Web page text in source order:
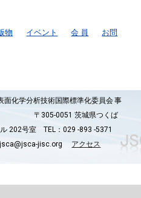
物 イベント 会 員
お問
面化学分析技術国際標準化委員会 事
〒305-0051 茨城県つくば
202号室 TEL：029 -893 -5371
jsca@jsca-jisc.org アクセス